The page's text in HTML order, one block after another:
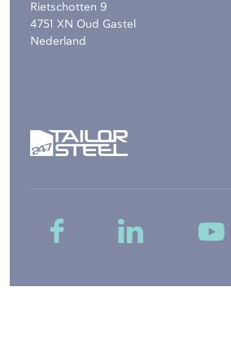
Rietschotten 9
4751 XN Oud Gastel
Nederland